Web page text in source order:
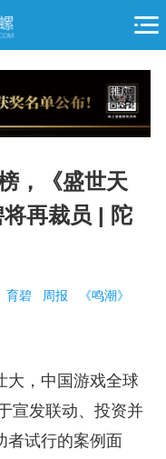
推广
，《盛世天
再裁员 | 陀
育碧 周报 《鸣潮》
大，中国游戏全球
宣发联动、投资并
者试行的案例面